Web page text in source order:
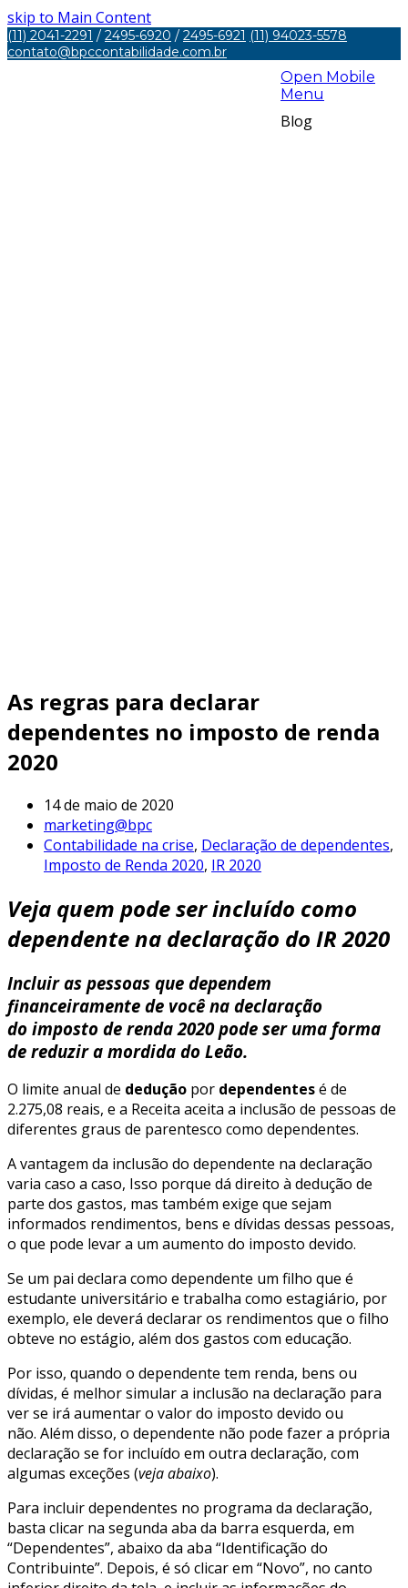
skip to Main Content
(11) 2041-2291 / 2495-6920 / 2495-6921 (11) 94023-5578
contato@bpccontabilidade.com.br
Open Mobile
Menu
Blog
As regras para declarar
dependentes no imposto de renda
2020
14 de maio de 2020
marketing@bpc
Contabilidade na crise, Declaração de dependentes,
Imposto de Renda 2020, IR 2020
Veja quem pode ser incluído como
dependente na declaração do IR 2020
Incluir as pessoas que dependem
financeiramente de você na declaração
do imposto de renda 2020pode ser uma forma
de reduzir a mordida do Leão.
O limite anual de dedução por dependentesé de
2.275,08 reais, e a Receita aceita a inclusão de pessoas de
diferentes graus de parentesco como dependentes.
A vantagem da inclusão do dependente na declaração
varia caso a caso, Isso porque dá direito à dedução de
parte dos gastos, mas também exige que sejam
informados rendimentos, bens e dívidas dessas pessoas,
o que pode levar a um aumento do imposto devido.
Se um pai declara como dependente um filho que é
estudante universitário e trabalha como estagiário, por
exemplo, ele deverá declarar os rendimentos que o filho
obteve no estágio, além dos gastos com educação.
Por isso, quando o dependente tem renda, bens ou
dívidas, é melhor simular a inclusão na declaração para
ver se irá aumentar o valor do imposto devido ou
não. Além disso, o dependente não pode fazer a própria
declaração se for incluído em outra declaração, com
algumas exceções (veja abaixo).
Para incluir dependentes no programa da declaração,
basta clicar na segunda aba da barra esquerda, em
“Dependentes”, abaixo da aba “Identificação do
Contribuinte”. Depois, é só clicar em “Novo”, no canto